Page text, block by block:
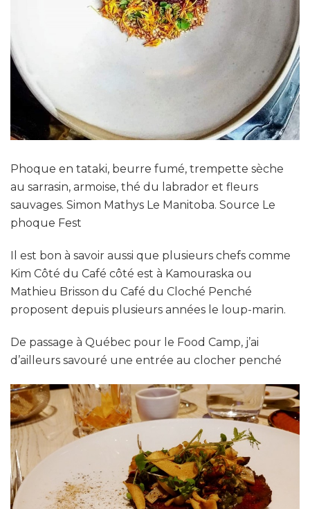
Phoque en tataki, beurre fumé, trempette sèche
au sarrasin, armoise, thé du labrador et fleurs
sauvages. Simon Mathys Le Manitoba. Source Le
phoque Fest
Il est bon à savoir aussi que plusieurs chefs comme
Kim Côté du Café côté est à Kamouraska ou
Mathieu Brisson du Café du Cloché Penché
proposent depuis plusieurs années le loup-marin.
De passage à Québec pour le Food Camp, j’ai
d’ailleurs savouré une entrée au clocher penché